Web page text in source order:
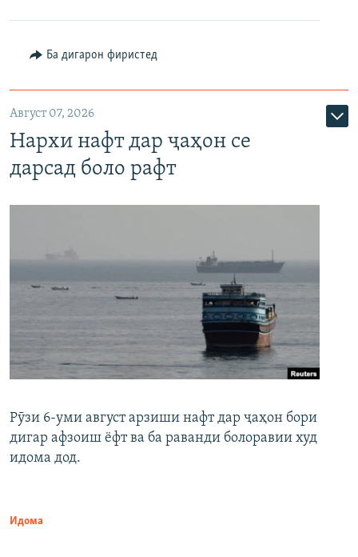
Ба дигарон фиристед
Август 07, 2026
Нархи нафт дар ҷаҳон се
дарсад боло рафт
Рӯзи 6-уми август арзиши нафт дар ҷаҳон бори
дигар афзоиш ёфт ва ба раванди болоравии худ
идома дод.
Идома